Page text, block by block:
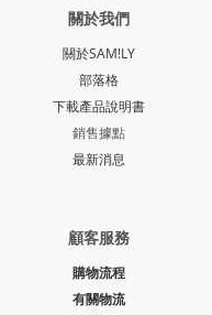
關於我們
關於SAM!LY
部落格
下載產品說明書
銷售據點
最新消息
顧客服務
購物流程
有關物流